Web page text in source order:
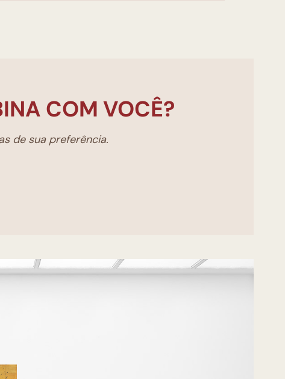
COM VOCÊ?
de sua preferência.